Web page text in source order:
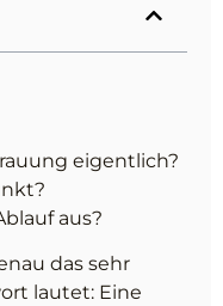
eigentlich?
aus?
das sehr
lautet: Eine